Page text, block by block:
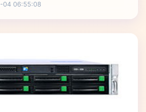
04 06:55:08